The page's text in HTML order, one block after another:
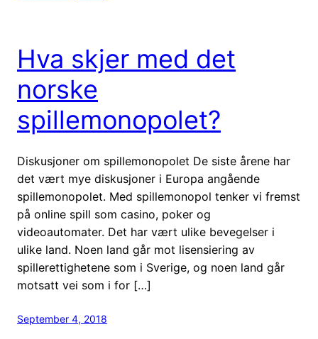
Hva skjer med det
norske
spillemonopolet?
Diskusjoner om spillemonopolet De siste årene har
det vært mye diskusjoner i Europa angående
spillemonopolet. Med spillemonopol tenker vi fremst
på online spill som casino, poker og
videoautomater. Det har vært ulike bevegelser i
ulike land. Noen land går mot lisensiering av
spillerettighetene som i Sverige, og noen land går
motsatt vei som i for […]
September 4, 2018